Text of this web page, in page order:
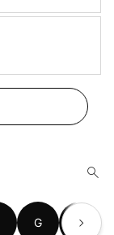
G H